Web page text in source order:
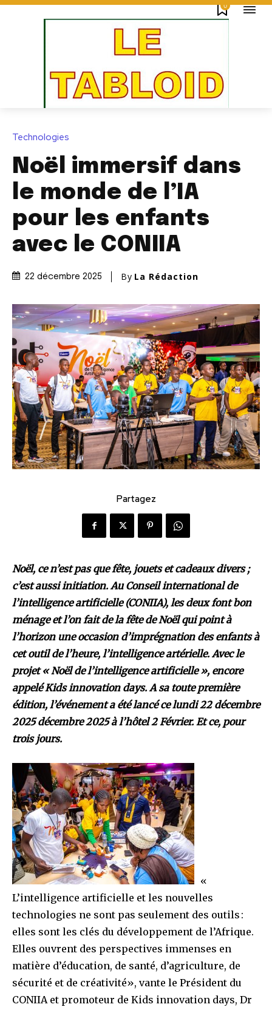
0
Technologies
Noël immersif dans
le monde de l’IA
pour les enfants
avec le CONIIA
22 décembre 2025 By La Rédaction
Partagez
Noël, ce n’est pas que fête, jouets et cadeaux divers ;
c’est aussi initiation. Au Conseil international de
l’intelligence artificielle (CONIIA), les deux font bon
ménage et l’on fait de la fête de Noël qui point à
l’horizon une occasion d’imprégnation des enfants à
cet outil de l’heure, l’intelligence artérielle. Avec le
projet « Noël de l’intelligence artificielle », encore
appelé Kids innovation days. A sa toute première
édition, l’événement a été lancé ce lundi 22 décembre
2025 décembre 2025 à l’hôtel 2 Février. Et ce, pour
trois jours.
«
L’intelligence artificielle et les nouvelles
technologies ne sont pas seulement des outils :
elles sont les clés du développement de l’Afrique.
Elles ouvrent des perspectives immenses en
matière d’éducation, de santé, d’agriculture, de
sécurité et de créativité», vante le Président du
CONIIA et promoteur de Kids innovation days, Dr